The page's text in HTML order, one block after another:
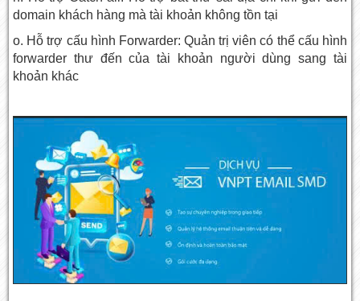
domain khách hàng mà tài khoản không tồn tại
o. Hỗ trợ cấu hình Forwarder: Quản trị viên có thể cấu hình
forwarder thư đến của tài khoản người dùng sang tài
khoản khác